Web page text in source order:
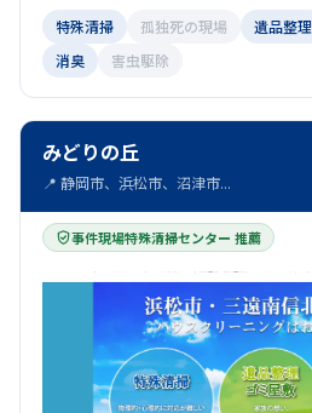
特殊清掃
孤独死の現場 遺品整理
消臭
害虫駆除
みどりの丘
📍 静岡市、浜松市、沼津市...
事件現場特殊清掃センター 推薦